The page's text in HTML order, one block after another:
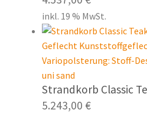
inkl. 19 % MwSt.
Strandkorb Classic
5.243,00 €